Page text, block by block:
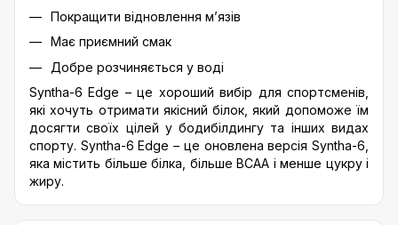
Покращити відновлення м’язів
Має приємний смак
Добре розчиняється у воді
Syntha-6 Edge – це хороший вибір для спортсменів,
які хочуть отримати якісний білок, який допоможе їм
досягти своїх цілей у бодибілдингу та інших видах
спорту. Syntha-6 Edge – це оновлена версія Syntha-6,
яка містить більше білка, більше BCAA і менше цукру і
жиру.